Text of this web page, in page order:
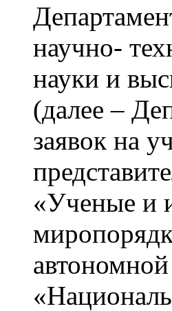
научно-
науки и
(далее –
заявок на
«Ученые и